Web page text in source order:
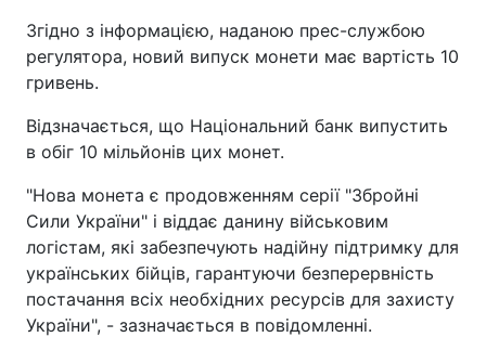
Згідно з інформацією, наданою прес-службою
регулятора, новий випуск монети має вартість 10
гривень.
Відзначається, що Національний банк випустить
в обіг 10 мільйонів цих монет.
"Нова монета є продовженням серії "Збройні
Сили України" і віддає данину військовим
логістам, які забезпечують надійну підтримку для
українських бійців, гарантуючи безперервність
постачання всіх необхідних ресурсів для захисту
України", - зазначається в повідомленні.